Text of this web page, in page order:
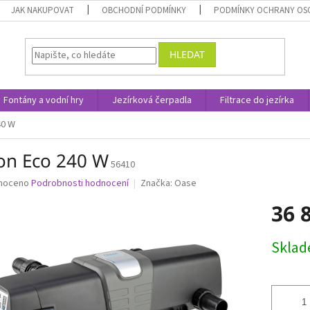
JAK NAKUPOVAT OBCHODNÍ PODMÍNKY PODMÍNKY OCHRANY
HLEDAT
Fontány a vodní hry Jezírková čerpadla Filtrace do jezírka
W
Eco 240 W56410
Podrobnosti hodnocení Značka: Oase
36
cena: